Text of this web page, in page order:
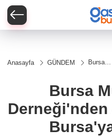
Anasayfa GÜNDEM
Bursa
Anahtar
Parti
ziyaret
Bursa